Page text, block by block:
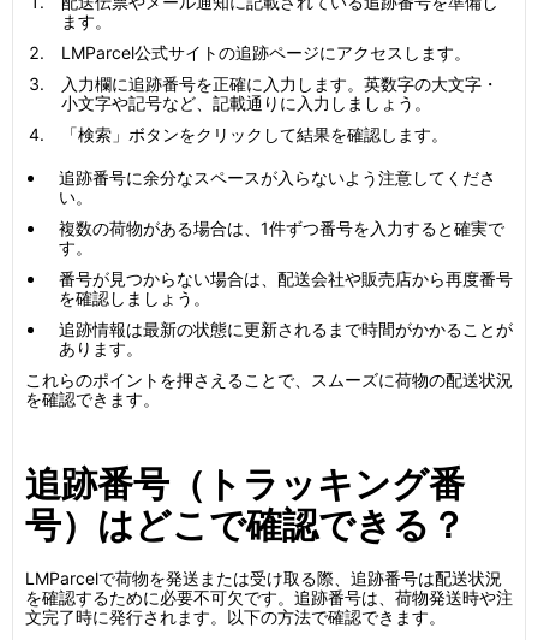
ます。
LMParcel公式サイトの追跡ページにアクセスします。
入力欄に追跡番号を正確に入力します。英数字の大文字・
小文字や記号など、記載通りに入力しましょう。
「検索」ボタンをクリックして結果を確認します。
追跡番号に余分なスペースが入らないよう注意してくださ
い。
複数の荷物がある場合は、1件ずつ番号を入力すると確実で
す。
番号が見つからない場合は、配送会社や販売店から再度番号
を確認しましょう。
追跡情報は最新の状態に更新されるまで時間がかかることが
あります。
これらのポイントを押さえることで、スムーズに荷物の配送状況
を確認できます。
追跡番号（トラッキング番
号）はどこで確認できる？
LMParcelで荷物を発送または受け取る際、追跡番号は配送状況
を確認するために必要不可欠です。追跡番号は、荷物発送時や注
文完了時に発行されます。以下の方法で確認できます。